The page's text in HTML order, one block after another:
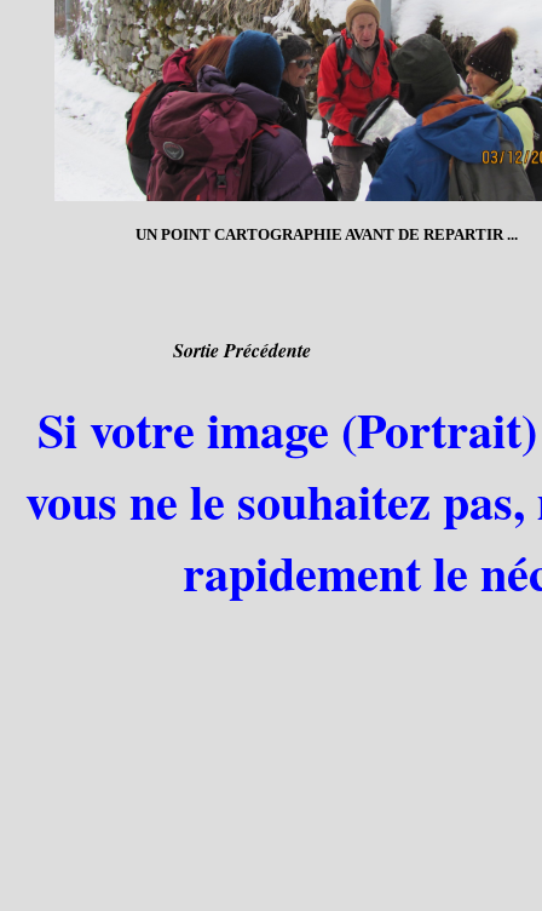
UN POINT CARTOGRAPHIE AVANT DE REPARTIR ...
Sortie Précédente
Si votre image
vous ne le souhaitez
rapidement le